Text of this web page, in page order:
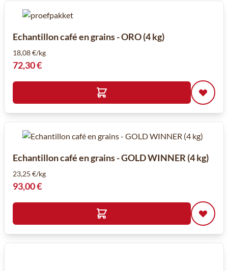
Echantillon café en grains - ORO (4 kg)
18,08 €/kg
72,30 €
Echantillon café en grains - GOLD WINNER (4 kg)
23,25 €/kg
93,00 €